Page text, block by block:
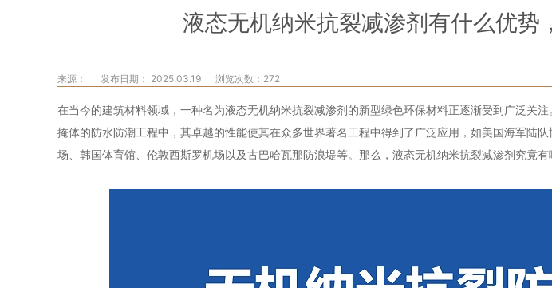
液态无机纳米抗裂减渗剂有什么优势
来源： 发布日期： 2025.03.19 浏览次数： 272
在当今的建筑材料领域，一种名为液态无机纳米抗裂减渗剂的新型绿色环保材料正逐渐受到广泛关
掩体的防水防潮工程中，其卓越的性能使其在众多世界著名工程中得到了广泛应用，如美国海军陆
场、韩国体育馆、伦敦西斯罗机场以及古巴哈瓦那防浪堤等。那么，液态无机纳米抗裂减渗剂究竟有